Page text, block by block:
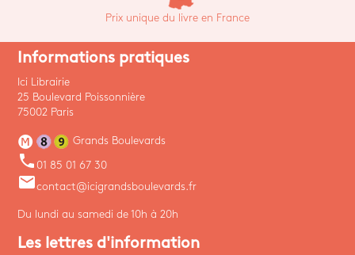
Prix unique du livre en France
Informations pratiques
Ici Librairie
25 Boulevard Poissonnière
75002 Paris
Grands Boulevards
phone 01 85 01 67 30
emailcontact@icigrandsboulevards.fr
Du lundi au samedi de 10h à 20h
Les lettres d'information